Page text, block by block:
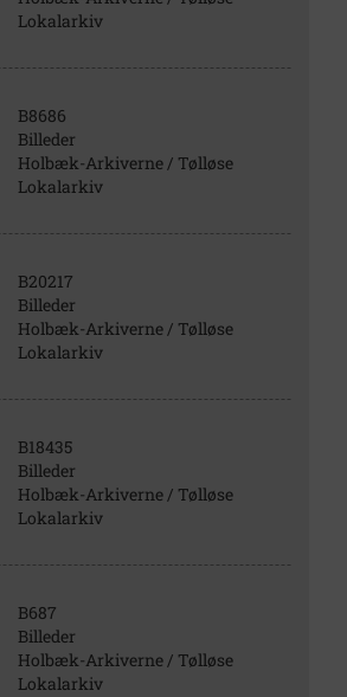
Lokalarkiv
B8686
Billeder
Holbæk-Arkiverne / Tølløse
Lokalarkiv
B20217
Billeder
Holbæk-Arkiverne / Tølløse
Lokalarkiv
B18435
Billeder
Holbæk-Arkiverne / Tølløse
Lokalarkiv
B687
Billeder
Holbæk-Arkiverne / Tølløse
Lokalarkiv